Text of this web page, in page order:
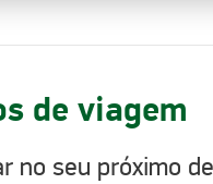
de viagem
no seu próximo